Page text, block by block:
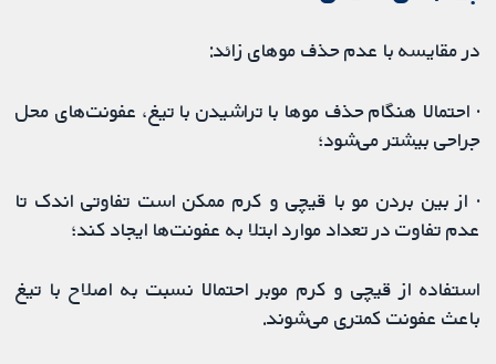
در مقایسه با عدم حذف موهای زائد:
· احتمالا هنگام حذف موها با تراشیدن با تیغ، عفونت‌های محل
جراحی بیشتر می‌شود؛
· از بین بردن مو با قیچی و کرم ممکن است تفاوتی اندک تا
عدم تفاوت در تعداد موارد ابتلا به عفونت‌ها ایجاد کند؛
استفاده از قیچی و کرم موبر احتمالا نسبت به اصلاح با تیغ
باعث عفونت کمتری می‌شوند.